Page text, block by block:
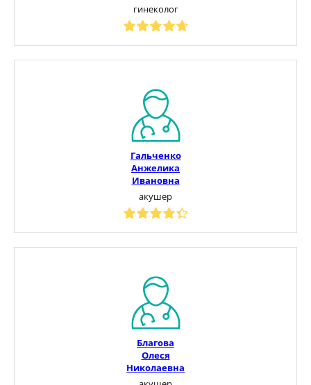
гинеколог
Гальченко
Анжелика
Ивановна
акушер
Благова
Олеся
Николаевна